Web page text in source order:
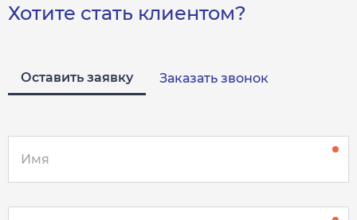
Хотите стать клиентом?
Оставить заявку Заказать звонок